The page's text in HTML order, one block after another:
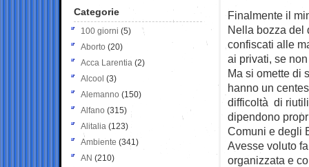
Finalmente il
Nella bozza del
confiscati alle
ai privati, se
Ma si omette di
hanno un
difficoltà di
dipendono
Comuni e degli
Avesse voluto
organizzata e
Categorie
100 giorni (5)
Aborto (20)
Acca Larentia (2)
Alcool (3)
Alemanno (150)
Alfano (315)
Alitalia (123)
Ambiente (341)
AN (210)